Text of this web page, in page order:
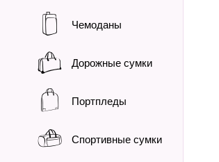
Чемоданы
Дорожные сумки
Портпледы
Спортивные сумки